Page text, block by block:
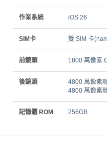
作業系統 iOS 26
SIM卡 雙 SIM 卡
前鏡頭 1800 萬像素
後鏡頭
4800 萬像素
4800 萬像素
記憶體 ROM 256GB